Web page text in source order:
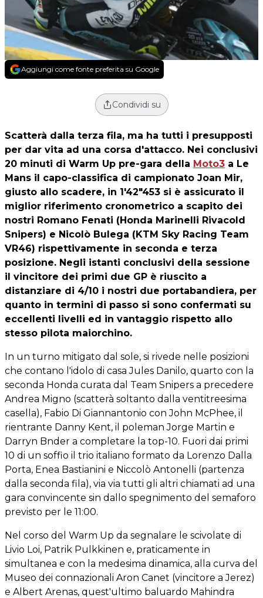
Aggiungi come fonte preferita su Google
Condividi su
Scatterà dalla terza fila, ma ha tutti i presupposti
per dar vita ad una corsa d'attacco. Nei conclusivi
20 minuti di Warm Up pre-gara della Moto3 a Le
Mans il capo-classifica di campionato Joan Mir,
giusto allo scadere, in 1'42"453 si è assicurato il
miglior riferimento cronometrico a scapito dei
nostri Romano Fenati (Honda Marinelli Rivacold
Snipers) e Nicolò Bulega (KTM Sky Racing Team
VR46) rispettivamente in seconda e terza
posizione. Negli istanti conclusivi della sessione
il vincitore dei primi due GP è riuscito a
distanziare di 4/10 i nostri due portabandiera, per
quanto in termini di passo si sono confermati su
eccellenti livelli ed in vantaggio rispetto allo
stesso pilota maiorchino.
In un turno mitigato dal sole, si rivede nelle posizioni
che contano l'idolo di casa Jules Danilo, quarto con la
seconda Honda curata dal Team Snipers a precedere
Andrea Migno (scatterà soltanto dalla ventitreesima
casella), Fabio Di Giannantonio con John McPhee, il
rientrante Danny Kent, il poleman Jorge Martin e
Darryn Bnder a completare la top-10. Fuori dai primi
10 di un soffio il trio italiano formato da Lorenzo Dalla
Porta, Enea Bastianini e Niccolò Antonelli (partenza
dalla seconda fila), via via tutti gli altri chiamati ad una
gara convincente sin dallo spegnimento del semaforo
previsto per le 11:00.
Nel corso del Warm Up da segnalare le scivolate di
Livio Loi, Patrik Pulkkinen e, praticamente in
simultanea e con la medesima dinamica, alla curva del
Museo dei connazionali Aron Canet (vincitore a Jerez)
e Albert Arenas, quest'ultimo baluardo Mahindra